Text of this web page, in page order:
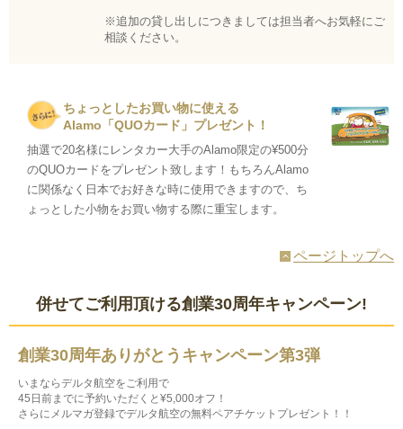
※追加の貸し出しにつきましては担当者へお気軽にご
相談ください。
ちょっとしたお買い物に使える
Alamo「QUOカード」プレゼント！
抽選で20名様にレンタカー大手のAlamo限定の¥500分
のQUOカードをプレゼント致します！もちろんAlamo
に関係なく日本でお好きな時に使用できますので、ち
ょっとした小物をお買い物する際に重宝します。
ページトップへ
併せてご利用頂ける創業30周年キャンペーン!
創業30周年ありがとうキャンペーン第3弾
いまならデルタ航空をご利用で
45日前までに予約いただくと¥5,000オフ！
さらにメルマガ登録でデルタ航空の無料ペアチケットプレゼント！！